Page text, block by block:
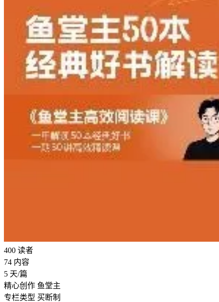
400 读者
74 内容
5 天/篇
精心创作 鱼堂主
专栏类型 买断制